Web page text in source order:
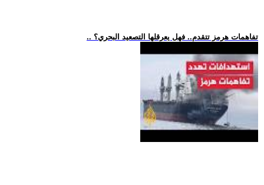
.. تفاهمات هرمز تتقدم.. فهل يعرقلها التصعيد البحري؟